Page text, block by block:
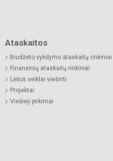
Ataskaitos
Biudžeto vykdymo ataskaitų rinkiniai
Finansinių ataskaitų rinkiniai
Lėšos veiklai viešinti
Projektai
Viešieji pirkimai